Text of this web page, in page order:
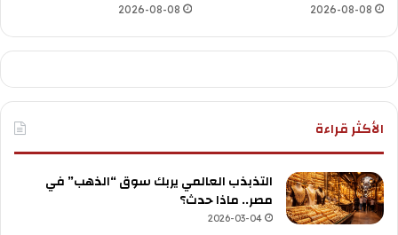
2026-08-08
2026-08-08
الأكثر قراءة
التذبذب العالمي يربك سوق “الذهب” في
مصر.. ماذا حدث؟
2026-03-04